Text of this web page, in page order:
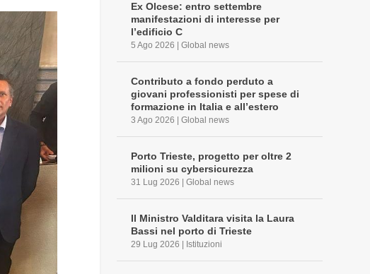
Ex Olcese: entro settembre
manifestazioni di interesse per
l’edificio C
5 Ago 2026 |Global news
Contributo a fondo perduto a
giovani professionisti per spese di
formazione in Italia e all’estero
3 Ago 2026 |Global news
Porto Trieste, progetto per oltre 2
milioni su cybersicurezza
31 Lug 2026 |Global news
Il Ministro Valditara visita la Laura
Bassi nel porto di Trieste
29 Lug 2026 Istituzioni